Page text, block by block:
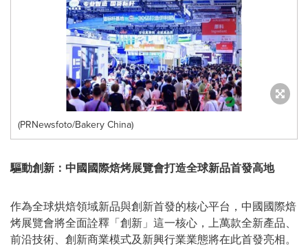
(PRNewsfoto/Bakery China)
驅動創新：中國國際焙烤展覽會打造全球新品首發高地
作為全球烘焙領域新品與創新首發的核心平台，中國國際焙
烤展覽會將全面詮釋「創新」這一核心，上萬款全新產品、
前沿技術、創新商業模式及新興行業業態將在此首發亮相。